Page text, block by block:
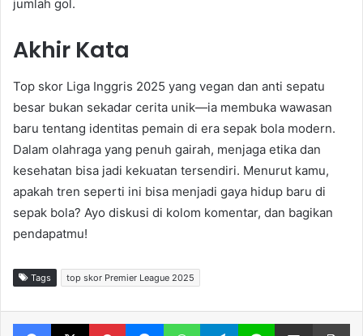
jumlah gol.
Akhir Kata
Top skor Liga Inggris 2025 yang vegan dan anti sepatu
besar bukan sekadar cerita unik—ia membuka wawasan
baru tentang identitas pemain di era sepak bola modern.
Dalam olahraga yang penuh gairah, menjaga etika dan
kesehatan bisa jadi kekuatan tersendiri. Menurut kamu,
apakah tren seperti ini bisa menjadi gaya hidup baru di
sepak bola? Ayo diskusi di kolom komentar, dan bagikan
pendapatmu!
Tags top skor Premier League 2025
Facebook X Pinterest Messenger WhatsApp Telegram Line Share via Email